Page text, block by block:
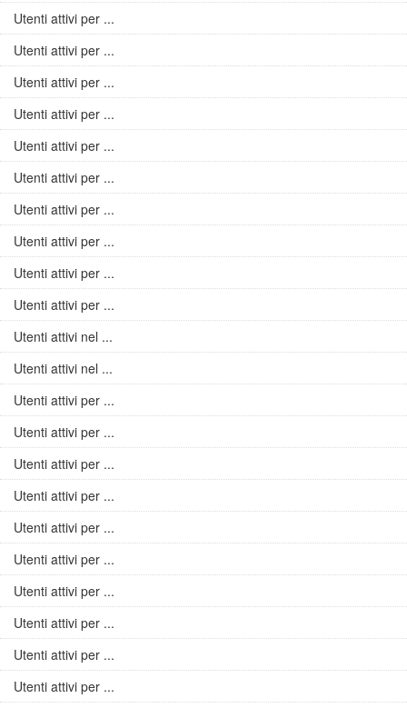
Utenti attivi per ...
Utenti attivi per ...
Utenti attivi per ...
Utenti attivi per ...
Utenti attivi per ...
Utenti attivi per ...
Utenti attivi per ...
Utenti attivi per ...
Utenti attivi per ...
Utenti attivi per ...
Utenti attivi nel ...
Utenti attivi nel ...
Utenti attivi per ...
Utenti attivi per ...
Utenti attivi per ...
Utenti attivi per ...
Utenti attivi per ...
Utenti attivi per ...
Utenti attivi per ...
Utenti attivi per ...
Utenti attivi per ...
Utenti attivi per ...